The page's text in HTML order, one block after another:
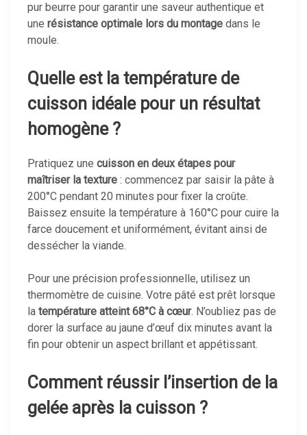
pur beurre pour garantir une saveur authentique et
une résistance optimale lors du montage dans le
moule.
Quelle est la température de
cuisson idéale pour un résultat
homogène ?
Pratiquez une cuisson en deux étapes pour
maîtriser la texture : commencez par saisir la pâte à
200°C pendant 20 minutes pour fixer la croûte.
Baissez ensuite la température à 160°C pour cuire la
farce doucement et uniformément, évitant ainsi de
dessécher la viande.
Pour une précision professionnelle, utilisez un
thermomètre de cuisine. Votre pâté est prêt lorsque
la température atteint 68°C à cœur. N’oubliez pas de
dorer la surface au jaune d’œuf dix minutes avant la
fin pour obtenir un aspect brillant et appétissant.
Comment réussir l’insertion de la
gelée après la cuisson ?